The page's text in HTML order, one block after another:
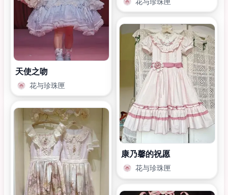
天使之吻
花与珍珠匣
康乃馨的祝愿
花与珍珠匣